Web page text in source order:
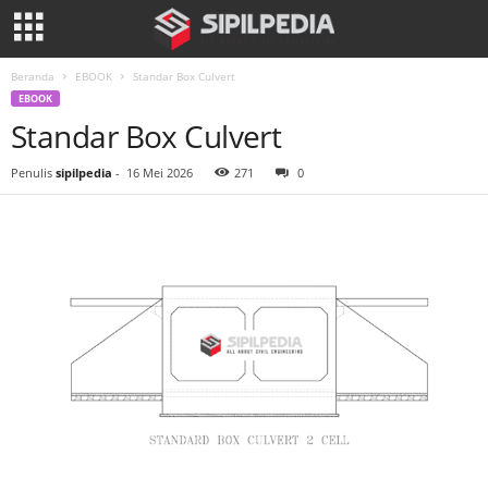
Beranda EBOOK Standar Box Culvert
EBOOK
Standar Box Culvert
Penulis sipilpedia - 16 Mei 2026 271 0